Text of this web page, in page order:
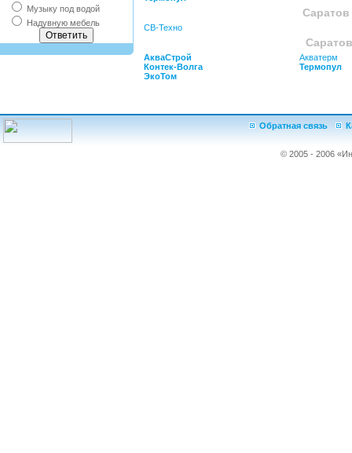
Музыку под водой
Надувную мебель
СВ-Техно
АкваСтрой
Акватерм
Контек-Волга
Термопул
ЭкоТом
Обратная связь
© 2005 - 2006